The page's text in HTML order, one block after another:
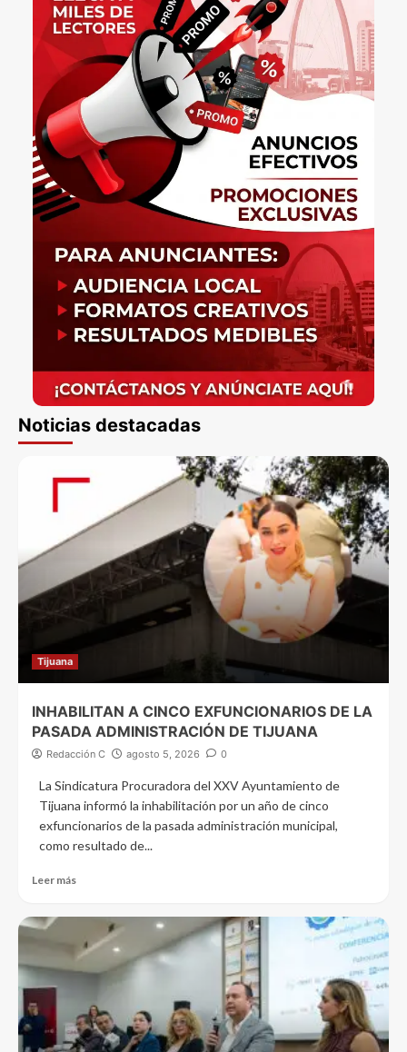
Noticias destacadas
Tijuana
INHABILITAN A CINCO EXFUNCIONARIOS DE LA
PASADA ADMINISTRACIÓN DE TIJUANA
Redacción C agosto 5, 2026 0
La Sindicatura Procuradora del XXV Ayuntamiento de
Tijuana informó la inhabilitación por un año de cinco
exfuncionarios de la pasada administración municipal,
como resultado de...
Leer más